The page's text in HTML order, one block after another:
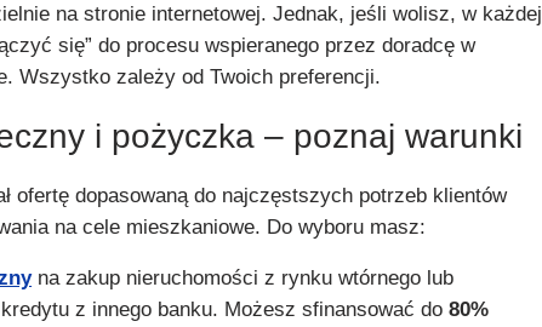
na stronie internetowej. Jednak, jeśli wolisz, w każdej
się” do procesu wspieranego przez doradcę w
Wszystko zależy od Twoich preferencji.
i pożyczka – poznaj warunki
ofertę dopasowaną do najczęstszych potrzeb klientów
na cele mieszkaniowe. Do wyboru masz:
na zakup nieruchomości z rynku wtórnego lub
z innego banku. Możesz sfinansować do80%